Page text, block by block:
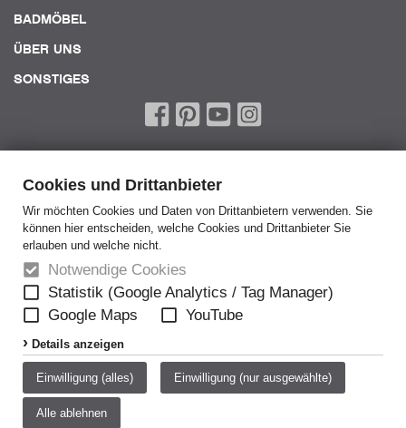
Cookies und Drittanbieter
Wir möchten Cookies und Daten von Drittanbietern verwenden. Sie
können hier entscheiden, welche Cookies und Drittanbieter Sie
erlauben und welche nicht.
Notwendige Cookies
Statistik (Google Analytics / Tag Manager)
Google Maps
YouTube
Details anzeigen
Einwilligung (alles) Einwilligung (nur ausgewählte)
Alle ablehnen
BADMÖBEL
ÜBER UNS
SONSTIGES
Home
AEB
Datenschutz
Impressum